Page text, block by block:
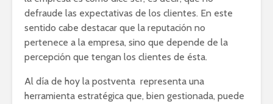
defraude las expectativas de los clientes. En este
sentido cabe destacar que la reputación no
pertenece a la empresa, sino que depende de la
percepción que tengan los clientes de ésta.
Al día de hoy la postventa representa una
herramienta estratégica que, bien gestionada, puede